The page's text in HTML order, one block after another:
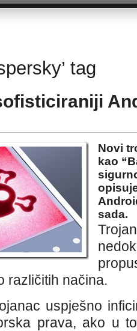
tag
Novi
kao
sada.
različitih načina.
uspješno
prava, ako u